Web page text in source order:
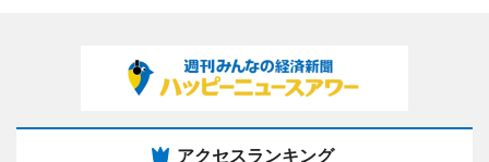
アクセスランキング